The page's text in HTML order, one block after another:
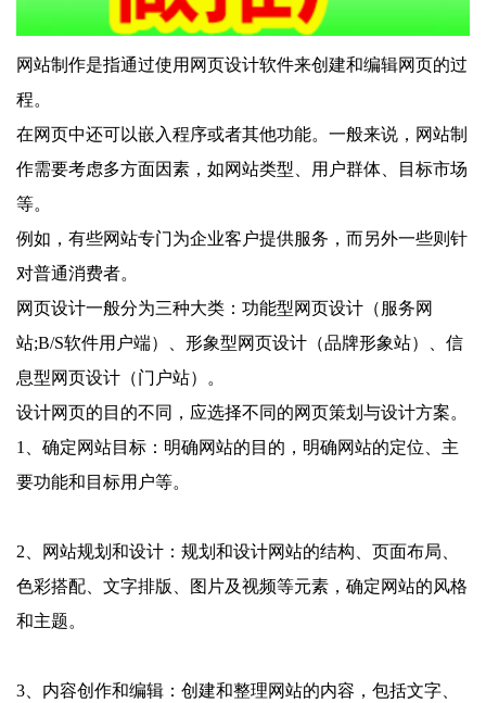
网站制作是指通过使用网页设计软件来创建和编辑网页的过
程。
在网页中还可以嵌入程序或者其他功能。一般来说，网站制
作需要考虑多方面因素，如网站类型、用户群体、目标市场
等。
例如，有些网站专门为企业客户提供服务，而另外一些则针
对普通消费者。
网页设计一般分为三种大类：功能型网页设计（服务网
站;B/S软件用户端）、形象型网页设计（品牌形象站）、信
息型网页设计（门户站）。
设计网页的目的不同，应选择不同的网页策划与设计方案。
1、确定网站目标：明确网站的目的，明确网站的定位、主
要功能和目标用户等。
2、网站规划和设计：规划和设计网站的结构、页面布局、
色彩搭配、文字排版、图片及视频等元素，确定网站的风格
和主题。
3、内容创作和编辑：创建和整理网站的内容，包括文字、